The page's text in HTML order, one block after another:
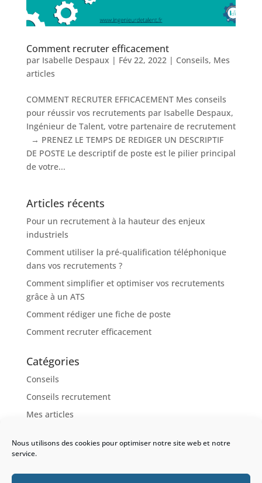
Nous utilisons des cookies pour optimiser notre site web et notre
service.
Comment recruter efficacement
par Isabelle Despaux | Fév 22, 2022| Conseils, Mes
articles
COMMENT RECRUTER EFFICACEMENT Mes conseils
pour réussir vos recrutements par Isabelle Despaux,
Ingénieur de Talent, votre partenaire de recrutement
→ PRENEZ LE TEMPS DE REDIGER UN DESCRIPTIF
DE POSTE Le descriptif de poste est le pilier principal
de votre...
Articles récents
Pour un recrutement à la hauteur des enjeux
industriels
Comment utiliser la pré-qualification téléphonique
dans vos recrutements ?
Comment simplifier et optimiser vos recrutements
grâce à un ATS
Comment rédiger une fiche de poste
Comment recruter efficacement
Catégories
Conseils
Conseils recrutement
Mes articles